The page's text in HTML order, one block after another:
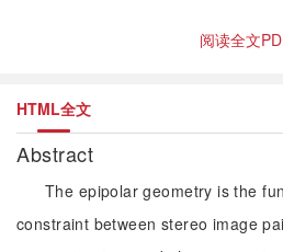
阅读全文
HTML全文
Abstract
The epipolar geometry is the
constraint between stereo image